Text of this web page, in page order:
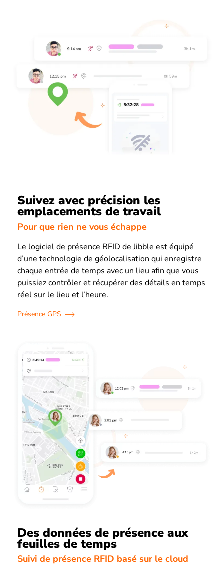
Suivez avec précision les
emplacements de travail
Pour que rien ne vous échappe
Le logiciel de présence RFID de Jibble est équipé
d’une technologie de géolocalisation qui enregistre
chaque entrée de temps avec un lieu afin que vous
puissiez contrôler et récupérer des détails en temps
réel sur le lieu et l’heure.
Présence GPS
Des données de présence aux
feuilles de temps
Suivi de présence RFID basé sur le cloud